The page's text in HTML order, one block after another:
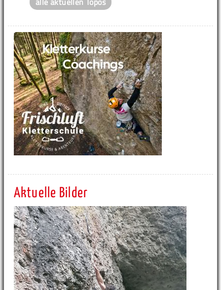
Aktuelle Bilder